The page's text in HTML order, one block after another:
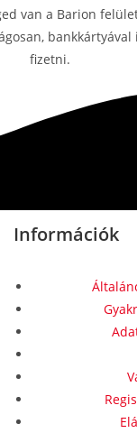
van a Barion
bankkártyával
fizetni.
Információk